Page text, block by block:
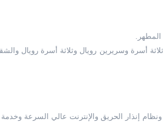
في أنواع الغرف ذات سريرين وثلاثة أسرة وسريرين رويال
إنذار الحريق والإنترنت عالي السرعة